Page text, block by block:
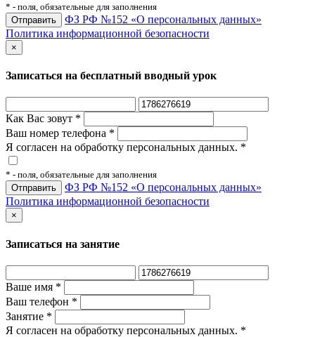
* - поля, обязательные для заполнения
ФЗ РФ №152 «О персональных данных»
Политика информационной безопасности
×
Записаться на бесплатный вводный урок
Как Вас зовут *
Ваш номер телефона *
Я согласен на обработку персональных данных. *
* - поля, обязательные для заполнения
ФЗ РФ №152 «О персональных данных»
Политика информационной безопасности
×
Записаться на занятие
Ваше имя *
Ваш телефон *
Занятие *
Я согласен на обработку персональных данных. *